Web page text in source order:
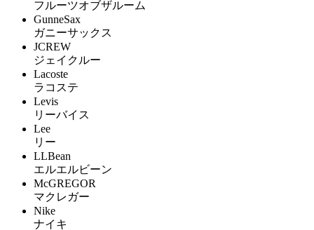
フルーツオブザルーム
GunneSax
ガニーサックス
JCREW
ジェイクルー
Lacoste
ラコステ
Levis
リーバイス
Lee
リー
LLBean
エルエルビーン
McGREGOR
マクレガー
Nike
ナイキ